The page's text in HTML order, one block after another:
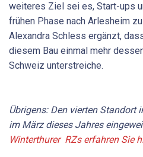
weiteres Ziel sei es, Start-ups
frühen Phase nach Arlesheim
Alexandra Schless ergänzt,
diesem Bau einmal mehr
Schweiz unterstreiche.
Übrigens: Den vierten Standort
im März dieses Jahres
Winterthurer RZs erfahren Sie